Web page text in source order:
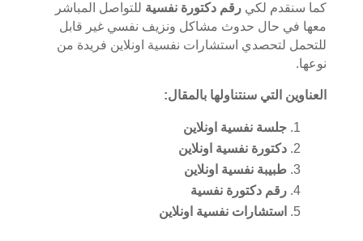
كما سنقدم لكي رقم دكتورة نفسية للتواصل المباشر
معها في حال حدوث مشاكل ونزيف نفسي غير قابل
للتحمل لتحصدي استشارات نفسية اونلاين فريدة من
نوعها.
العناوين التي سنتناولها بالمقال:
جلسة نفسية اونلاين
دكتورة نفسية اونلاين
طبيبة نفسية اونلاين
رقم دكتورة نفسية
استشارات نفسية اونلاين